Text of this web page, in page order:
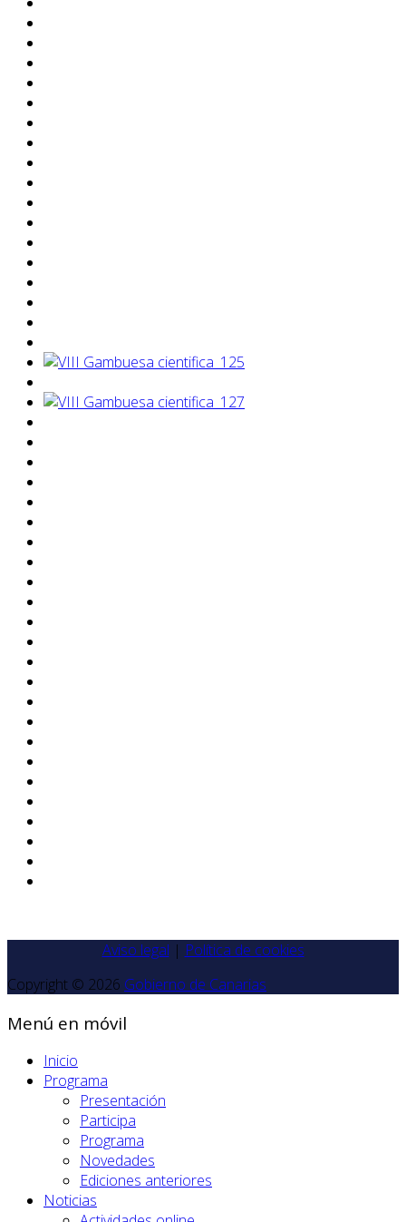
Aviso legal | Política de cookies
Copyright © 2026 Gobierno de Canarias
Menú en móvil
Inicio
Programa
Presentación
Participa
Programa
Novedades
Ediciones anteriores
Noticias